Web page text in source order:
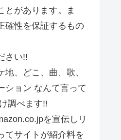
とがあります。ま
確性を保証するもの
さい!!
、どこ、曲、歌、
ション なんて言って
調べます!!
を宣伝しリ
てサイトが紹介料を